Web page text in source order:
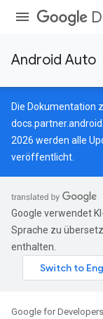
Android Auto
Die Dokumentation
2026 werden alle
veröffentlicht.
Google verwendet
Sprache zu
enthalten.
Google for Developers